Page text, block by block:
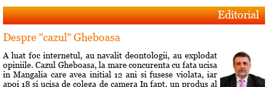
Editorial
Despre "cazul" Gheboasa
A luat foc internetul, au navalit deontologii, au explodat
opiniile. Cazul Gheboasa, la mare concurenta cu fata ucisa
in Mangalia care avea initial 12 ani si fusese violata, iar
apoi 18 si ucisa de colega de camera In fapt, un produs al